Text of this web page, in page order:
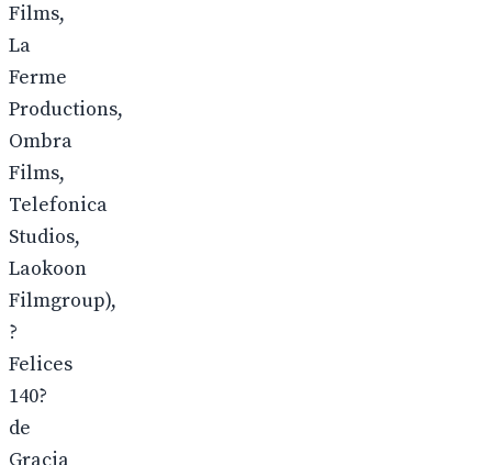
Films,
La
Ferme
Productions,
Ombra
Films,
Telefonica
Studios,
Laokoon
Filmgroup),
?
Felices
140?
de